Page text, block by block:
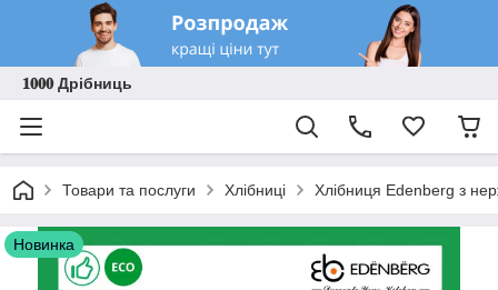
𝟏𝟎𝟎𝟎 Дрібниць
Товари та послуги Хлібниці Хлібниця Edenberg з
Новинка